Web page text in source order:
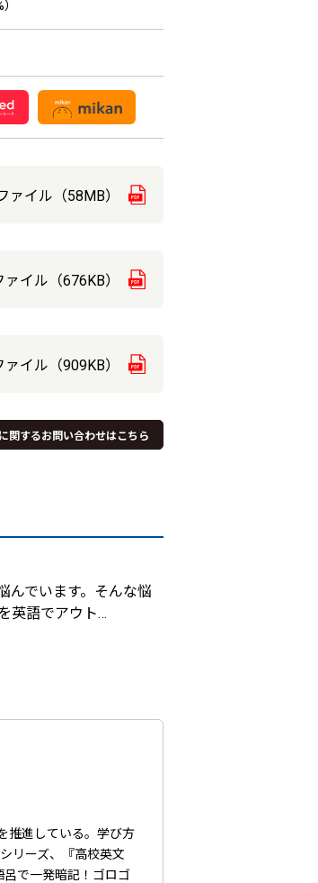
ァイル（58MB）
ァイル（676KB）
ァイル（909KB）
関するお問い合わせはこちら
んでいます。そんな悩
英語でアウト…
推進している。学び方
リーズ、『高校英文
で一発暗記！ゴロゴ